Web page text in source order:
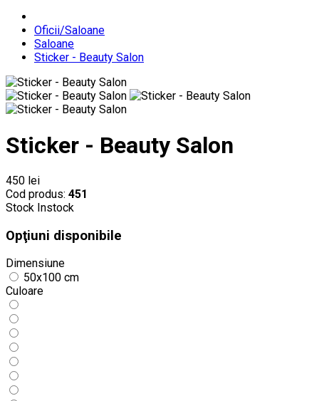
Oficii/Saloane
Saloane
Sticker - Beauty Salon
Sticker - Beauty Salon
450 lei
Cod produs: 451
Stock Instock
Opţiuni disponibile
Dimensiune
50x100 cm
Culoare